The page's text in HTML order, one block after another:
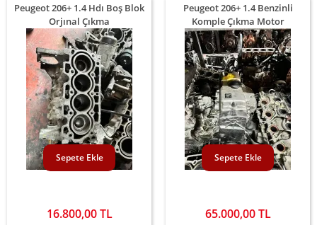
Peugeot 206+ 1.4 Hdı Boş Blok
Orjınal Çıkma
16.800,00 TL
Sepete Ekle
Peugeot 206+ 1.4 Benzinli
Komple Çıkma Motor
65.000,00 TL
Sepete Ekle